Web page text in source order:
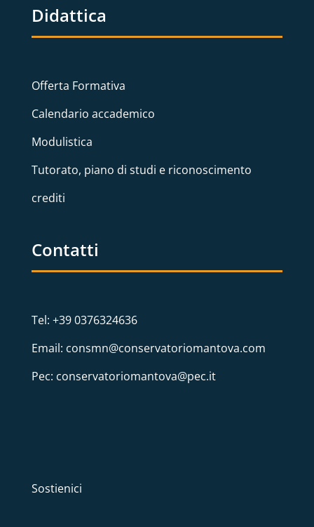
Didattica
Offerta Formativa
Calendario accademico
Modulistica
Tutorato, piano di studi e riconoscimento
crediti
Contatti
Tel: +39 0376324636
Email: consmn@conservatoriomantova.com
Pec: conservatoriomantova@pec.it
Sostienici